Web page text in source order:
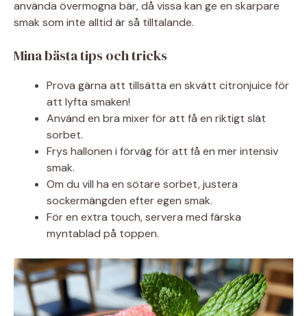
använda övermogna bär, då vissa kan ge en skarpare
smak som inte alltid är så tilltalande.
Mina bästa tips och tricks
Prova gärna att tillsätta en skvätt citronjuice för
att lyfta smaken!
Använd en bra mixer för att få en riktigt slät
sorbet.
Frys hallonen i förväg för att få en mer intensiv
smak.
Om du vill ha en sötare sorbet, justera
sockermängden efter egen smak.
För en extra touch, servera med färska
myntablad på toppen.